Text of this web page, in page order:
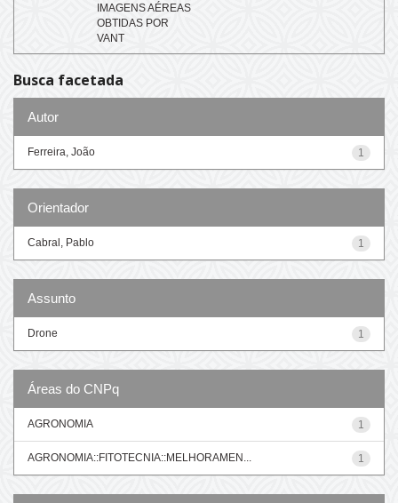
IMAGENS AÉREAS
OBTIDAS POR
VANT
Busca facetada
Autor
1
Ferreira, João
Orientador
1
Cabral, Pablo
Assunto
1
Drone
Áreas do CNPq
1
AGRONOMIA
1
AGRONOMIA::FITOTECNIA::MELHORAMEN...